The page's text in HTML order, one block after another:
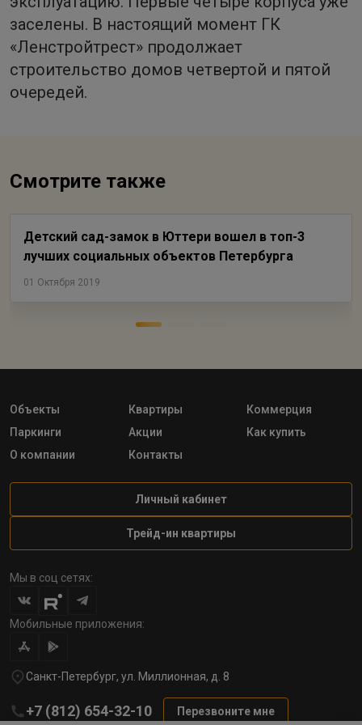
заселены. В настоящий момент ГК
«Ленстройтрест» продолжает
строительство домов четвертой и пятой
очередей.
Смотрите также
Детский сад-замок в Юттери вошел в топ-3
лучших социальных объектов Петербурга
01 Октября 2019
Объекты Квартиры
Коммерция
Паркинги
Акции
Как купить
О компании
Контакты
Личный кабинет
Трейд-ин квартиры
Мы в соц сетях:
Мобильные приложения:
Санкт-Петербург, ул. Миллионная, д. 8
+7 (812) 654-32-10 Перезвоните мне